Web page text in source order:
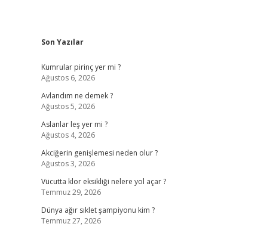
Sidebar
Son Yazılar
Kumrular pirinç yer mi ?
Ağustos 6, 2026
Avlandım ne demek ?
Ağustos 5, 2026
Aslanlar leş yer mi ?
Ağustos 4, 2026
Akciğerin genişlemesi neden olur ?
Ağustos 3, 2026
Vücutta klor eksikliği nelere yol açar ?
Temmuz 29, 2026
Dünya ağır sıklet şampiyonu kim ?
Temmuz 27, 2026